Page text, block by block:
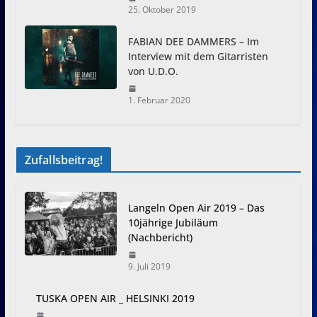
25. Oktober 2019
FABIAN DEE DAMMERS – Im
Interview mit dem Gitarristen
von U.D.O.
1. Februar 2020
Zufallsbeitrag!
Langeln Open Air 2019 – Das
10jährige Jubiläum
(Nachbericht)
9. Juli 2019
TUSKA OPEN AIR _ HELSINKI 2019